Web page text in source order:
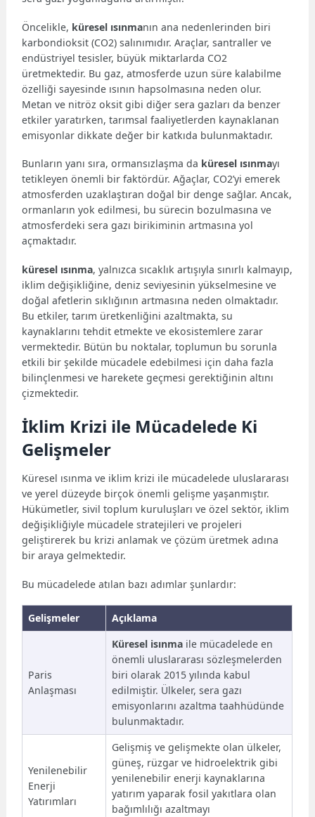
Öncelikle, küresel ısınmanın ana nedenlerinden biri
karbondioksit (CO2) salınımıdır. Araçlar, santraller ve
endüstriyel tesisler, büyük miktarlarda CO2
üretmektedir. Bu gaz, atmosferde uzun süre kalabilme
özelliği sayesinde ısının hapsolmasına neden olur.
Metan ve nitröz oksit gibi diğer sera gazları da benzer
etkiler yaratırken, tarımsal faaliyetlerden kaynaklanan
emisyonlar dikkate değer bir katkıda bulunmaktadır.
Bunların yanı sıra, ormansızlaşma da küresel ısınmayı
tetikleyen önemli bir faktördür. Ağaçlar, CO2’yi emerek
atmosferden uzaklaştıran doğal bir denge sağlar. Ancak,
ormanların yok edilmesi, bu sürecin bozulmasına ve
atmosferdeki sera gazı birikiminin artmasına yol
açmaktadır.
küresel ısınma, yalnızca sıcaklık artışıyla sınırlı kalmayıp,
iklim değişikliğine, deniz seviyesinin yükselmesine ve
doğal afetlerin sıklığının artmasına neden olmaktadır.
Bu etkiler, tarım üretkenliğini azaltmakta, su
kaynaklarını tehdit etmekte ve ekosistemlere zarar
vermektedir. Bütün bu noktalar, toplumun bu sorunla
etkili bir şekilde mücadele edebilmesi için daha fazla
bilinçlenmesi ve harekete geçmesi gerektiğinin altını
çizmektedir.
İklim Krizi ile Mücadelede Ki
Gelişmeler
Küresel ısınma ve iklim krizi ile mücadelede uluslararası
ve yerel düzeyde birçok önemli gelişme yaşanmıştır.
Hükümetler, sivil toplum kuruluşları ve özel sektör, iklim
değişikliğiyle mücadele stratejileri ve projeleri
geliştirerek bu krizi anlamak ve çözüm üretmek adına
bir araya gelmektedir.
Bu mücadelede atılan bazı adımlar şunlardır:
Gelişmeler Açıklama
Paris
Anlaşması
Küresel isınmaile mücadelede en
önemli uluslararası sözleşmelerden
biri olarak 2015 yılında kabul
edilmiştir. Ülkeler, sera gazı
emisyonlarını azaltma taahhüdünde
bulunmaktadır.
Yenilenebilir
Enerji
Yatırımları
Gelişmiş ve gelişmekte olan ülkeler,
güneş, rüzgar ve hidroelektrik gibi
yenilenebilir enerji kaynaklarına
yatırım yaparak fosil yakıtlara olan
bağımlılığı azaltmayı